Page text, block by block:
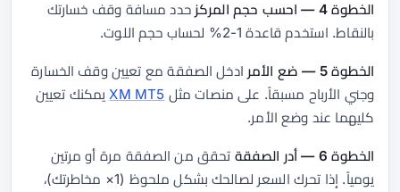
الخطوة 4 — احسب حجم المركز
حدد مسافة وقف خسارتك
بالنقاط. استخدم قاعدة 1-2% لحساب حجم اللوت.
الخطوة 5 — ضع الأمر
ادخل الصفقة مع تعيين وقف الخسارة
وجني الأرباح مسبقاً. على منصات مثل XM MT5يمكنك تعيين
كليهما عند وضع الأمر.
الخطوة 6 — أدر الصفقة
تحقق من الصفقة مرة أو مرتين
يومياً. إذا تحرك السعر لصالحك بشكل ملحوظ (1× مخاطرتك)،